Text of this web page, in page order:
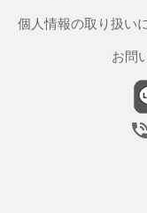
個人情報の取り扱い
お問
phone_in_talk